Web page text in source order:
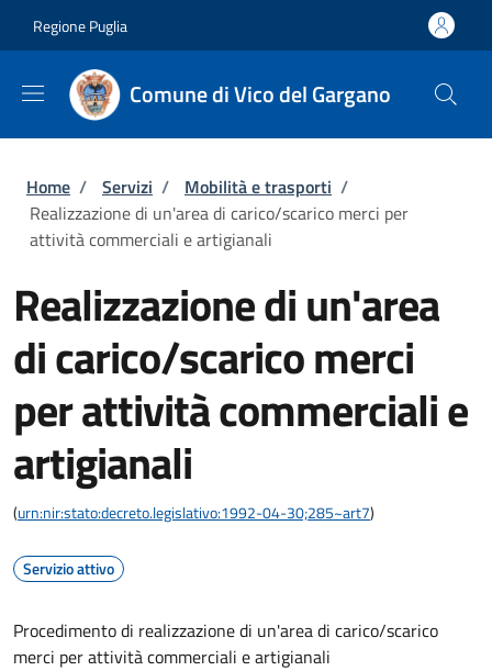
Regione Puglia
Comune di Vico del Gargano
Briciole di pane
Home / Servizi / Mobilità e trasporti /
Realizzazione di un'area di carico/scarico merci per
attività commerciali e artigianali
Realizzazione di un'area
di carico/scarico merci
per attività commerciali e
artigianali
(urn:nir:stato:decreto.legislativo:1992-04-30;285~art7)
Servizio attivo
Procedimento di realizzazione di un'area di carico/scarico
merci per attività commerciali e artigianali